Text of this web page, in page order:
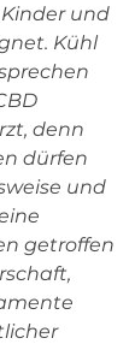
und
Kühl
denn
dürfen
und
getroffen